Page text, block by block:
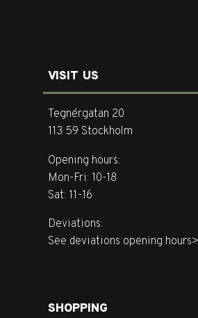
VISIT US
Tegnérgatan 20
113 59 Stockholm
Opening hours:
Mon-Fri: 10-18
Sat: 11-16
Deviations:
See deviations opening hours>
SHOPPING